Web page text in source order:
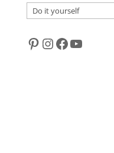
Themen
Pinterest
Instagram
Facebook